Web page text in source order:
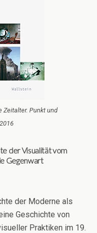
Zeitalter. Punkt und
der Visualität vom
Gegenwart
der Moderne als
Geschichte von
Praktiken im 19.